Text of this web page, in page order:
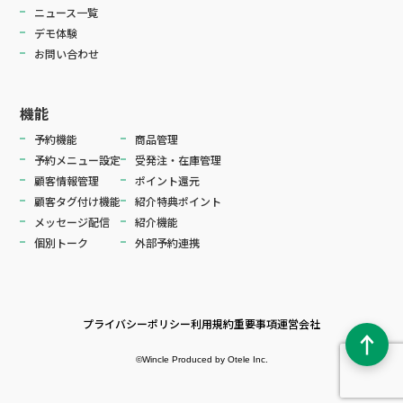
ニュース一覧
デモ体験
お問い合わせ
機能
予約機能
予約メニュー設定
顧客情報管理
顧客タグ付け機能
メッセージ配信
個別トーク
商品管理
受発注・在庫管理
ポイント還元
紹介特典ポイント
紹介機能
外部予約連携
プライバシーポリシー利用規約重要事項運営会社
©️Wincle Produced by Otele Inc.